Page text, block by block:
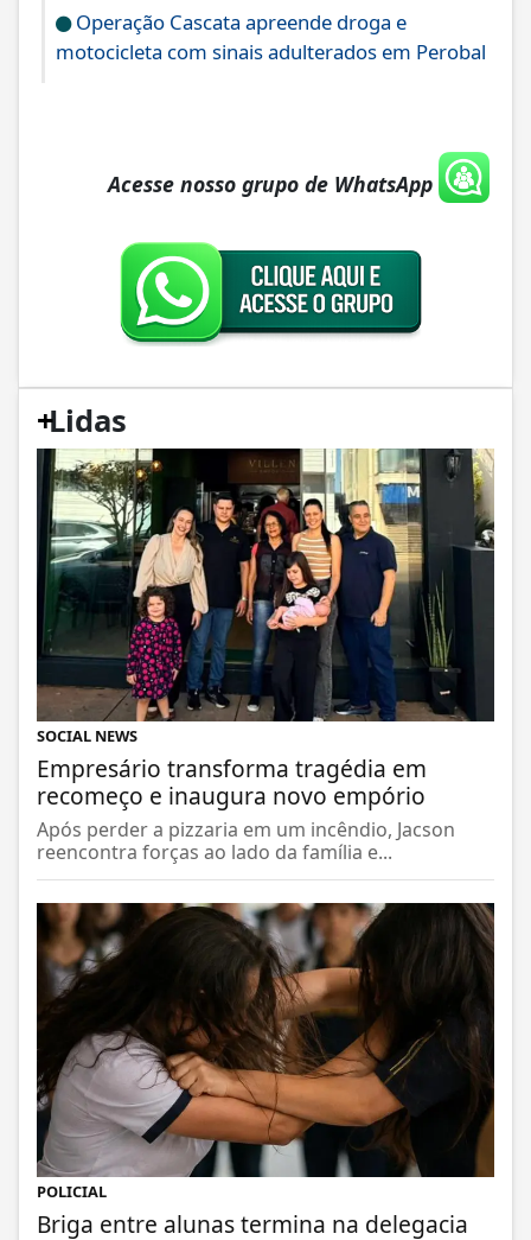
Operação Cascata apreende droga e
motocicleta com sinais adulterados em Perobal
Acesse nosso grupo de WhatsApp
+
Lidas
SOCIAL NEWS
Empresário transforma tragédia em
recomeço e inaugura novo empório
Após perder a pizzaria em um incêndio, Jacson
reencontra forças ao lado da família e...
POLICIAL
Briga entre alunas termina na delegacia